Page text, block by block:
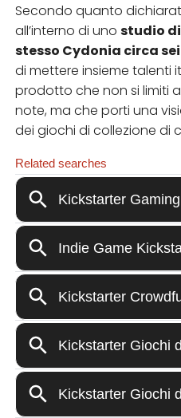
Secondo quanto
all’interno di uno studio
stesso Cydonia circa
di mettere insieme talenti
prodotto che non si limiti
note, ma che porti una
dei giochi di collezione di